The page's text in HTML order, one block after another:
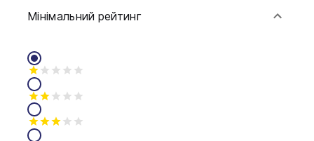
Миколаїв
Мукачево
Нікополь
Одеса
Олександрія
Мінімальний рейтинг